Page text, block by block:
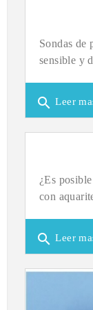
Sondas de
sensible y
search Leer
¿Es
con
search Leer